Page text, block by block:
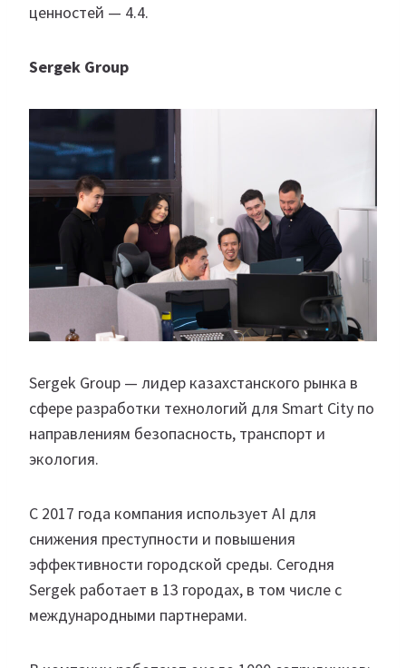
ценностей — 4.4.
Sergek Group
Sergek Group — лидер казахстанского рынка в
сфере разработки технологий для Smart City по
направлениям безопасность, транспорт и
экология.
С 2017 года компания использует AI для
снижения преступности и повышения
эффективности городской среды. Сегодня
Sergek работает в 13 городах, в том числе с
международными партнерами.